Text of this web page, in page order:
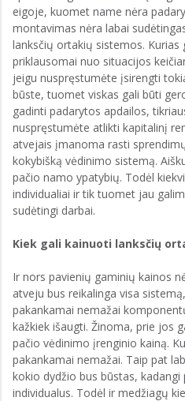
eigoje, kuomet name nėra
montavimas nėra labai
lanksčių ortakių sistemos. Kurias
priklausomai nuo situacijos
jeigu nuspręstumėte įsirengti
būste, tuomet viskas gali būti
gadinti padarytos apdailos,
nuspręstumėte atlikti kapitalinį
atvejais įmanoma rasti
kokybišką vėdinimo sistemą.
pačio namo ypatybių. Todėl
individualiai ir tik tuomet jau
sudėtingi darbai.
Kiek gali kainuoti lanksčių
Ir nors pavienių gaminių kainos
atveju bus reikalinga visa
pakankamai nemažai
kažkiek išaugti. Žinoma, prie jos
pačio vėdinimo įrenginio kainą.
pakankamai nemažai. Taip pat
kokio dydžio bus būstas, kadangi
individualus. Todėl ir medžiagų